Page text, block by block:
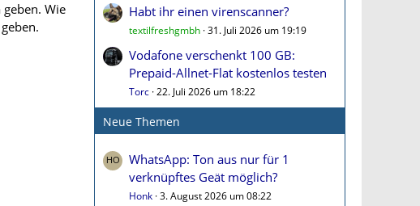
Wie
Habt ihr einen virenscanner?
textilfreshgmbh 31. Juli 2026 um 19:19
Vodafone verschenkt 100 GB:
Prepaid-Allnet-Flat kostenlos testen
Torc 22. Juli 2026 um 18:22
Neue Themen
WhatsApp: Ton aus nur für 1
verknüpftes Geät möglich?
Honk 3. August 2026 um 08:22